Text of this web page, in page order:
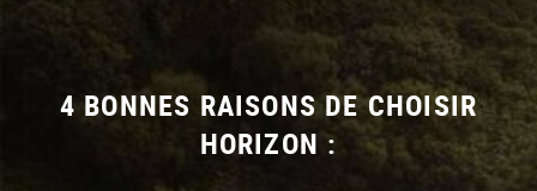
4 BONNES RAISONS DE CHOISIR
HORIZON :